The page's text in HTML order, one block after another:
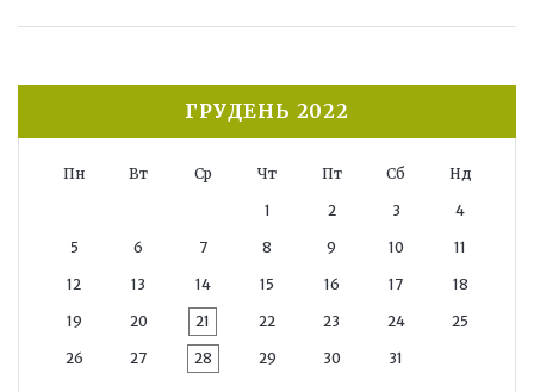
ГРУДЕНЬ 2022
Пн Вт Ср Чт Пт Сб Нд
1 2 3 4
5 6 7 8 9 10 11
12 13 14 15 16 17 18
19 20 21 22 23 24 25
26 27 28 29 30 31